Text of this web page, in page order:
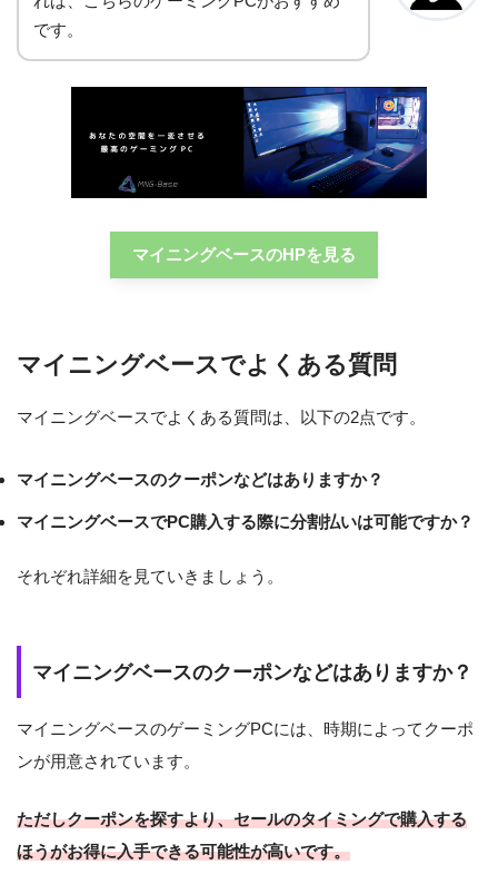
です。
マイニングベースのHPを見る
マイニングベースでよくある質問
マイニングベースでよくある質問は、以下の2点です。
マイニングベースのクーポンなどはありますか？
マイニングベースでPC購入する際に分割払いは可能ですか？
それぞれ詳細を見ていきましょう。
マイニングベースのクーポンなどはありますか？
マイニングベースのゲーミングPCには、時期によってクーポ
ンが用意されています。
ただしクーポンを探すより、セールのタイミングで購入する
ほうがお得に入手できる可能性が高いです。